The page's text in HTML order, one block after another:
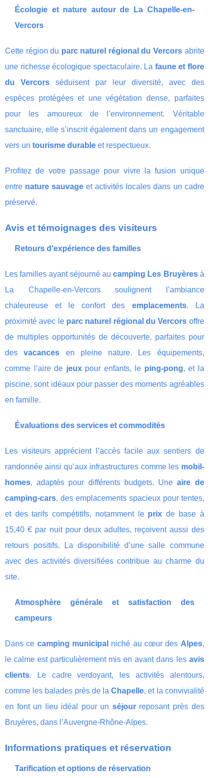
Écologie et nature autour de La Chapelle-en-
Vercors
Cette région du parc naturel régional du Vercors abrite
une richesse écologique spectaculaire. La faune et flore
du Vercorsséduisent par leur diversité, avec des
espèces protégées et une végétation dense, parfaites
pour les amoureux de l’environnement. Véritable
sanctuaire, elle s’inscrit également dans un engagement
vers un tourisme durable et respectueux.
Profitez de votre passage pour vivre la fusion unique
entre nature sauvage et activités locales dans un cadre
préservé.
Avis et témoignages des visiteurs
Retours d'expérience des familles
Les familles ayant séjourné aucamping Les Bruyèresà
La Chapelle-en-Vercors soulignent l’ambiance
chaleureuse et le confort des emplacements. La
proximité avec le parc naturel régional du Vercors offre
de multiples opportunités de découverte, parfaites pour
desvacances en pleine nature. Les équipements,
comme l’aire de jeuxpour enfants, le ping-pong, et la
piscine, sont idéaux pour passer des moments agréables
en famille.
Évaluations des services et commodités
Les visiteurs apprécient l’accès facile aux sentiers de
randonnée ainsi qu’aux infrastructures comme les mobil-
homes, adaptés pour différents budgets. Uneaire de
camping-cars, des emplacements spacieux pour tentes,
et des tarifs compétitifs, notamment le prix de base à
15,40 € par nuit pour deux adultes, reçoivent aussi des
retours positifs. La disponibilité d’une salle commune
avec des activités diversifiées contribue au charme du
site.
Atmosphère générale et satisfaction des
campeurs
Dans ce camping municipal niché au cœur des Alpes,
le calme est particulièrement mis en avant dans les avis
clients. Le cadre verdoyant, les activités alentours,
comme les balades près de laChapelle, et la convivialité
en font un lieu idéal pour un séjourreposant près des
Bruyères, dans l’Auvergne-Rhône-Alpes.
Informations pratiques et réservation
Tarification et options de réservation